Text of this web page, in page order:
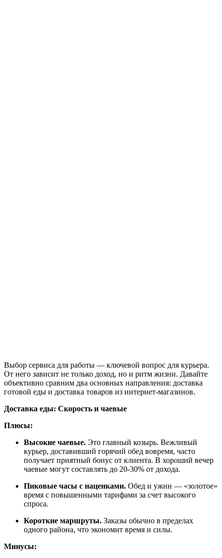
Выбор сервиса для работы — ключевой вопрос для курьера.
От него зависит не только доход, но и ритм жизни. Давайте
объективно сравним два основных направления: доставка
готовой еды и доставка товаров из интернет-магазинов.
Доставка еды: Скорость и чаевые
Плюсы:
Высокие чаевые. Это главный козырь. Вежливый
курьер, доставивший горячий обед вовремя, часто
получает приятный бонус от клиента. В хороший вечер
чаевые могут составлять до 20-30% от дохода.
Пиковые часы с наценками. Обед и ужин — «золотое»
время с повышенными тарифами за счет высокого
спроса.
Короткие маршруты. Заказы обычно в пределах
одного района, что экономит время и силы.
Минусы: